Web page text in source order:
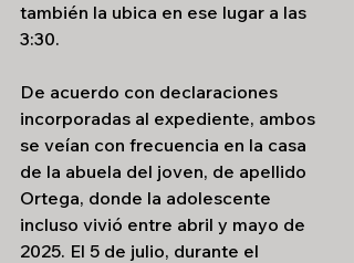
también la ubica en ese lugar a las
3:30.
De acuerdo con declaraciones
incorporadas al expediente, ambos
se veían con frecuencia en la casa
de la abuela del joven, de apellido
Ortega, donde la adolescente
incluso vivió entre abril y mayo de
2025. El 5 de julio, durante el